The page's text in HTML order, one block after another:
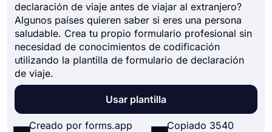
declaración de viaje antes de viajar al extranjero?
Algunos países quieren saber si eres una persona
saludable. Crea tu propio formulario profesional sin
necesidad de conocimientos de codificación
utilizando la plantilla de formulario de declaración
de viaje.
Usar plantilla
Creado por forms.app
Copiado 3540